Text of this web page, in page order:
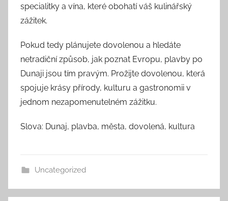
specialitky a vína, které obohatí váš kulinářský
zážitek.
Pokud tedy plánujete dovolenou a hledáte
netradiční způsob, jak poznat Evropu, plavby po
Dunaji jsou tím pravým. Prožijte dovolenou, která
spojuje krásy přírody, kulturu a gastronomii v
jednom nezapomenutelném zážitku.
Slova: Dunaj, plavba, města, dovolená, kultura
Uncategorized